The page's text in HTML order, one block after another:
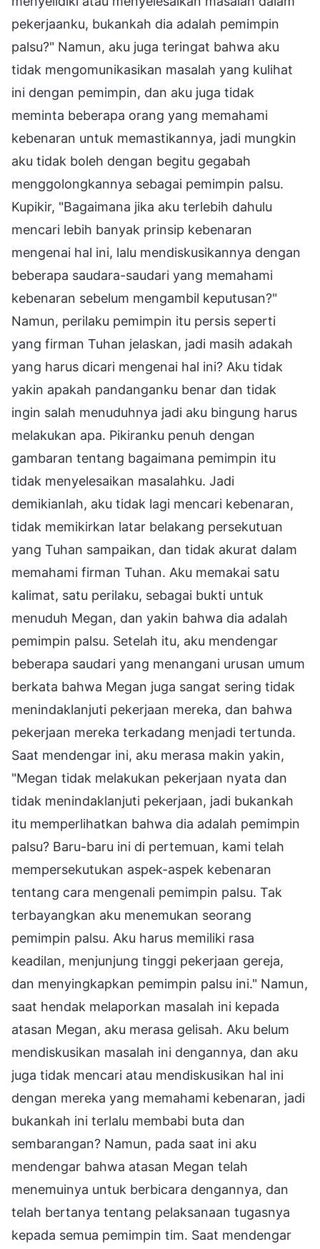
pekerjaanku, bukankah dia adalah pemimpin
palsu?" Namun, aku juga teringat bahwa aku
tidak mengomunikasikan masalah yang kulihat
ini dengan pemimpin, dan aku juga tidak
meminta beberapa orang yang memahami
kebenaran untuk memastikannya, jadi mungkin
aku tidak boleh dengan begitu gegabah
menggolongkannya sebagai pemimpin palsu.
Kupikir, "Bagaimana jika aku terlebih dahulu
mencari lebih banyak prinsip kebenaran
mengenai hal ini, lalu mendiskusikannya dengan
beberapa saudara-saudari yang memahami
kebenaran sebelum mengambil keputusan?"
Namun, perilaku pemimpin itu persis seperti
yang firman Tuhan jelaskan, jadi masih adakah
yang harus dicari mengenai hal ini? Aku tidak
yakin apakah pandanganku benar dan tidak
ingin salah menuduhnya jadi aku bingung harus
melakukan apa. Pikiranku penuh dengan
gambaran tentang bagaimana pemimpin itu
tidak menyelesaikan masalahku. Jadi
demikianlah, aku tidak lagi mencari kebenaran,
tidak memikirkan latar belakang persekutuan
yang Tuhan sampaikan, dan tidak akurat dalam
memahami firman Tuhan. Aku memakai satu
kalimat, satu perilaku, sebagai bukti untuk
menuduh Megan, dan yakin bahwa dia adalah
pemimpin palsu. Setelah itu, aku mendengar
beberapa saudari yang menangani urusan umum
berkata bahwa Megan juga sangat sering tidak
menindaklanjuti pekerjaan mereka, dan bahwa
pekerjaan mereka terkadang menjadi tertunda.
Saat mendengar ini, aku merasa makin yakin,
"Megan tidak melakukan pekerjaan nyata dan
tidak menindaklanjuti pekerjaan, jadi bukankah
itu memperlihatkan bahwa dia adalah pemimpin
palsu? Baru-baru ini di pertemuan, kami telah
mempersekutukan aspek-aspek kebenaran
tentang cara mengenali pemimpin palsu. Tak
terbayangkan aku menemukan seorang
pemimpin palsu. Aku harus memiliki rasa
keadilan, menjunjung tinggi pekerjaan gereja,
dan menyingkapkan pemimpin palsu ini." Namun,
saat hendak melaporkan masalah ini kepada
atasan Megan, aku merasa gelisah. Aku belum
mendiskusikan masalah ini dengannya, dan aku
juga tidak mencari atau mendiskusikan hal ini
dengan mereka yang memahami kebenaran, jadi
bukankah ini terlalu membabi buta dan
sembarangan? Namun, pada saat ini aku
mendengar bahwa atasan Megan telah
menemuinya untuk berbicara dengannya, dan
telah bertanya tentang pelaksanaan tugasnya
kepada semua pemimpin tim. Saat mendengar